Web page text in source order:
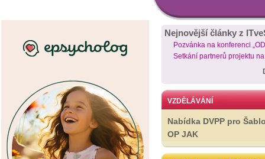
Nejnovější články z
Pozvánka na konferenci
Setkání partnerů projektu
VZDĚLÁVÁNÍ
Nabídka DVPP pro
OP JAK